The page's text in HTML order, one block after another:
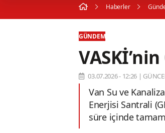
Haberler
GÜNDEM
03.07.2026 - 12:26 |
Van Su ve
Enerjisi Santrali
süre içinde